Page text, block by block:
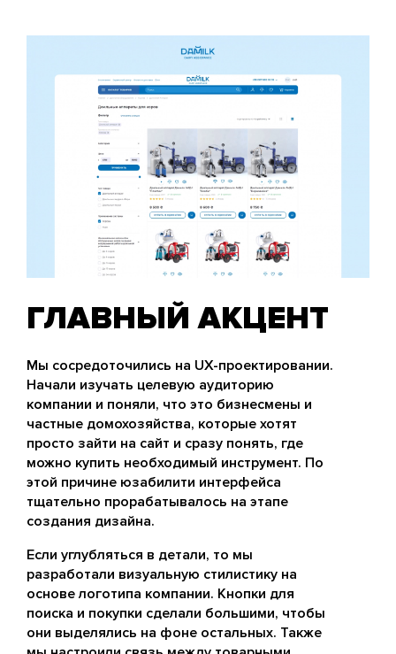
ГЛАВНЫЙ АКЦЕНТ
Мы сосредоточились на UX-проектировании.
Начали изучать целевую аудиторию
компании и поняли, что это бизнесмены и
частные домохозяйства, которые хотят
просто зайти на сайт и сразу понять, где
можно купить необходимый инструмент. По
этой причине юзабилити интерфейса
тщательно прорабатывалось на этапе
создания дизайна.
Если углубляться в детали, то мы
разработали визуальную стилистику на
основе логотипа компании. Кнопки для
поиска и покупки сделали большими, чтобы
они выделялись на фоне остальных. Также